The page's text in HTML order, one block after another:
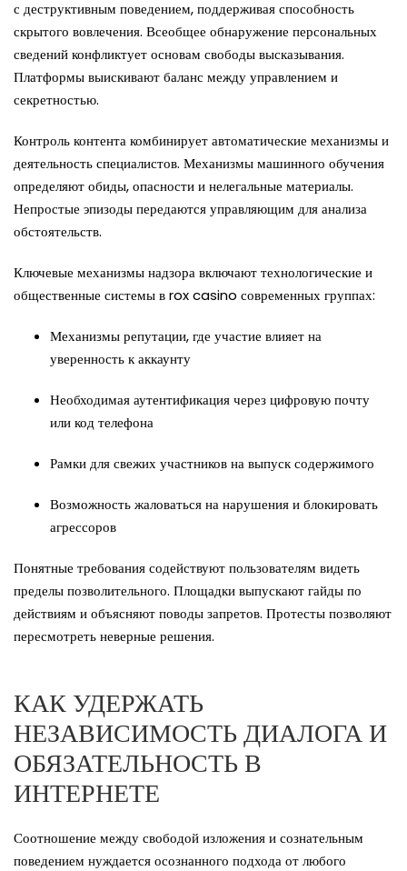
с деструктивным поведением, поддерживая способность
скрытого вовлечения. Всеобщее обнаружение персональных
сведений конфликтует основам свободы высказывания.
Платформы выискивают баланс между управлением и
секретностью.
Контроль контента комбинирует автоматические механизмы и
деятельность специалистов. Механизмы машинного обучения
определяют обиды, опасности и нелегальные материалы.
Непростые эпизоды передаются управляющим для анализа
обстоятельств.
Ключевые механизмы надзора включают технологические и
общественные системы в rox casino современных группах:
Механизмы репутации, где участие влияет на
уверенность к аккаунту
Необходимая аутентификация через цифровую почту
или код телефона
Рамки для свежих участников на выпуск содержимого
Возможность жаловаться на нарушения и блокировать
агрессоров
Понятные требования содействуют пользователям видеть
пределы позволительного. Площадки выпускают гайды по
действиям и объясняют поводы запретов. Протесты позволяют
пересмотреть неверные решения.
КАК УДЕРЖАТЬ
НЕЗАВИСИМОСТЬ ДИАЛОГА И
ОБЯЗАТЕЛЬНОСТЬ В
ИНТЕРНЕТЕ
Соотношение между свободой изложения и сознательным
поведением нуждается осознанного подхода от любого